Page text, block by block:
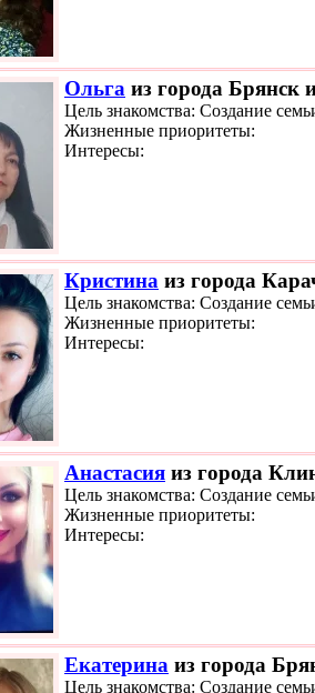
Ольга из города Брянск
Цель знакомства: Создание
Жизненные приоритеты:
Интересы:
Кристина из города
Цель знакомства: Создание
Жизненные приоритеты:
Интересы:
Анастасия из города
Цель знакомства: Создание
Жизненные приоритеты:
Интересы:
Екатерина из города
Цель знакомства: Создание